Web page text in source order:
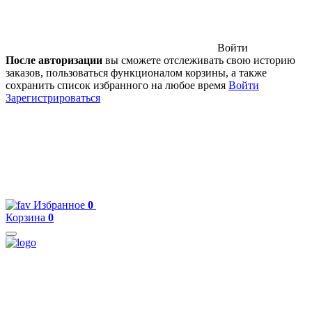
Войти
После авторизации вы сможете отслеживать свою историю
заказов, пользоваться функционалом корзины, а также
сохранить список избранного на любое время Войти
Зарегистрироваться
Избранное 0
Корзина 0